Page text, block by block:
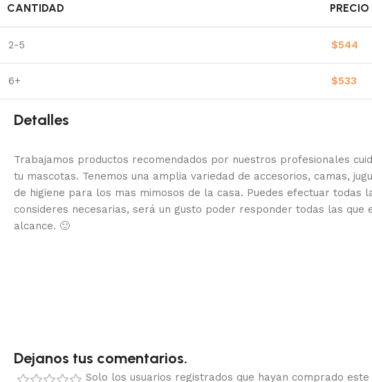
CANTIDAD PRECIO
2-5 $544
6+ $533
Detalles
Trabajamos productos recomendados por nuestros profesionales
tu mascotas. Tenemos una amplia variedad de accesorios, camas,
de higiene para los mas mimosos de la casa. Puedes efectuar todas
consideres necesarias, será un gusto poder responder todas las que
alcance. 🙂
Dejanos tus comentarios.
Solo los usuarios registrados que hayan comprado